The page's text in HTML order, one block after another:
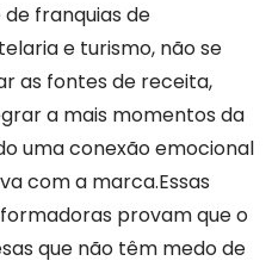
franquias de
e turismo, não se
as fontes de receita,
a mais momentos da
uma conexão emocional
com a marca.Essas
provam que o
que não têm medo de